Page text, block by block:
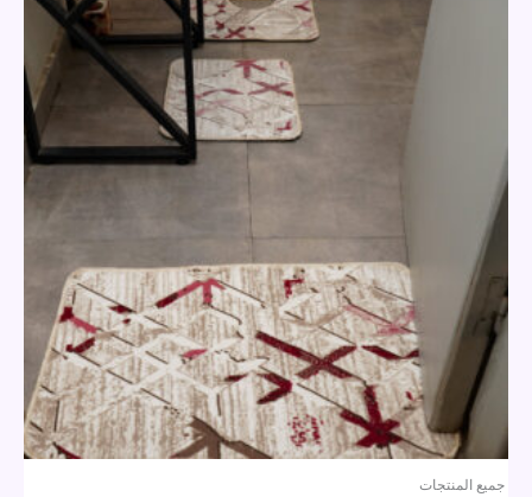
جميع المنتجات